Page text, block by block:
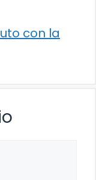
con la